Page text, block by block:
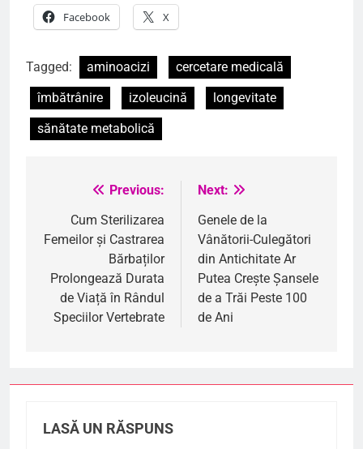
Facebook X
Tagged: aminoacizi
cercetare medicală
îmbătrânire
izoleucină
longevitate
sănătate metabolică
Navigare
articole
Previous:
Cum Sterilizarea
Femeilor și Castrarea
Bărbaților
Prolongează Durata
de Viață în Rândul
Speciilor Vertebrate
Next:
Genele de la
Vânătorii-Culegători
din Antichitate Ar
Putea Crește Șansele
de a Trăi Peste 100
de Ani
LASĂ UN RĂSPUNS